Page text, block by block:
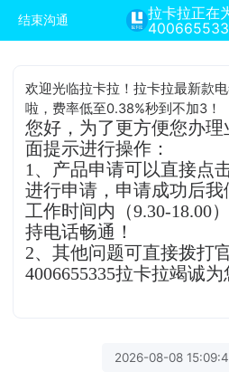
结束沟通
拉卡拉正在
欢迎光临拉卡拉！拉卡拉最新款
啦，费率低至0.38%秒到不加3！
您好，为了更方便您办
面提示进行操作：
1、产品申请可以直接点
进行申请，申请成功后
工作时间内（9.30-18.00
持电话畅通！
2、其他问题可直接拨打
4006655335拉卡拉竭诚为
2026-08-08